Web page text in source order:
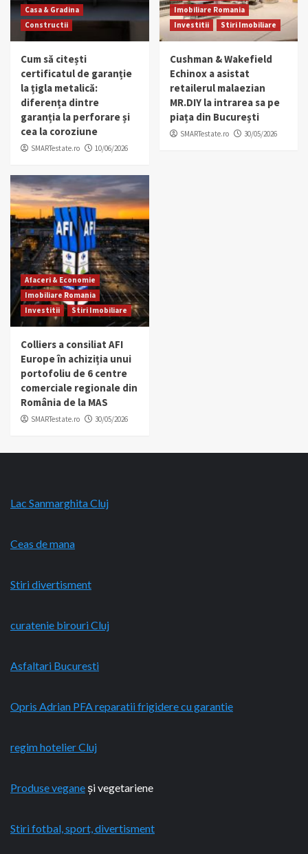
Casa & Gradina
Constructii
Cum să citești
certificatul de garanție
la țigla metalică:
diferența dintre
garanția la perforare și
cea la coroziune
SMARTestate.ro 10/06/2026
Imobiliare Romania
Investitii
Stiri Imobiliare
Cushman & Wakefield
Echinox a asistat
retailerul malaezian
MR.DIY la intrarea sa pe
piața din București
SMARTestate.ro 30/05/2026
Afaceri & Economie
Imobiliare Romania
Investitii
Stiri Imobiliare
Colliers a consiliat AFI
Europe în achiziția unui
portofoliu de 6 centre
comerciale regionale din
România de la MAS
SMARTestate.ro 30/05/2026
Lac Sanmarghita Cluj
Ceas de mana
Stiri divertisment
curatenie birouri Cluj
Asfaltari Bucuresti
Opris Adrian PFA reparatii frigidere cu garantie
regim hotelier Cluj
Produse vegane și vegetariene
Stiri fotbal, sport, divertisment